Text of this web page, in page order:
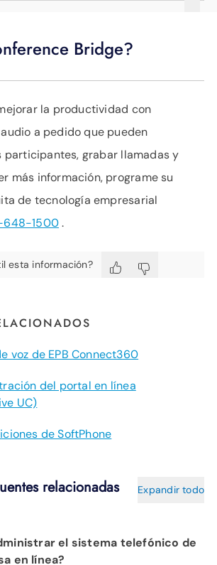
Bridge?
la productividad con
a pedido que pueden
participantes, grabar llamadas y
más información, programe su
de tecnología empresarial
648-1500.
esta información?
voz de EPB Connect360
del portal en línea
UC)
de SoftPhone
relacionadas Expandir todo
el sistema telefónico de
en línea?